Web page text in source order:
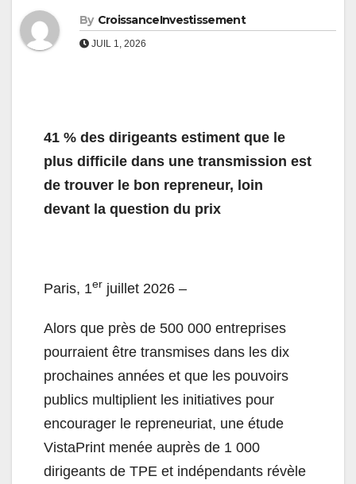
By CroissanceInvestissement
JUIL 1, 2026
41 % des dirigeants estiment que le
plus difficile dans une transmission est
de trouver le bon repreneur, loin
devant la question du prix
Paris, 1er juillet 2026 –
Alors que près de 500 000 entreprises
pourraient être transmises dans les dix
prochaines années et que les pouvoirs
publics multiplient les initiatives pour
encourager le repreneuriat, une étude
VistaPrint menée auprès de 1 000
dirigeants de TPE et indépendants révèle